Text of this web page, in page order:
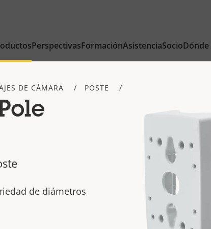
PerspectivasFormaciónAsistenciaSocio
DE CÁMARA POSTE
de diámetros